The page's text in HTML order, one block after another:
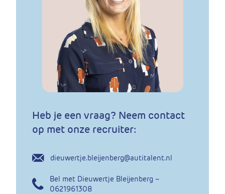
Heb je een vraag? Neem contact
op met onze recruiter:
dieuwertje.bleijenberg@autitalent.nl
Bel met Dieuwertje Bleijenberg –
0621961308